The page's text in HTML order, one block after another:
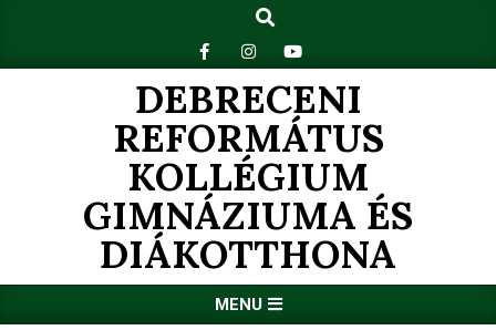
content
Search
DEBRECENI
REFORMÁTUS
KOLLÉGIUM
GIMNÁZIUMA ÉS
DIÁKOTTHONA
Navigation
MENU